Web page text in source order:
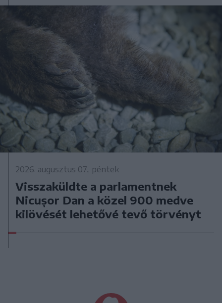
2026. augusztus 07., péntek
Visszaküldte a parlamentnek
Nicușor Dan a közel 900 medve
kilövését lehetővé tevő törvényt